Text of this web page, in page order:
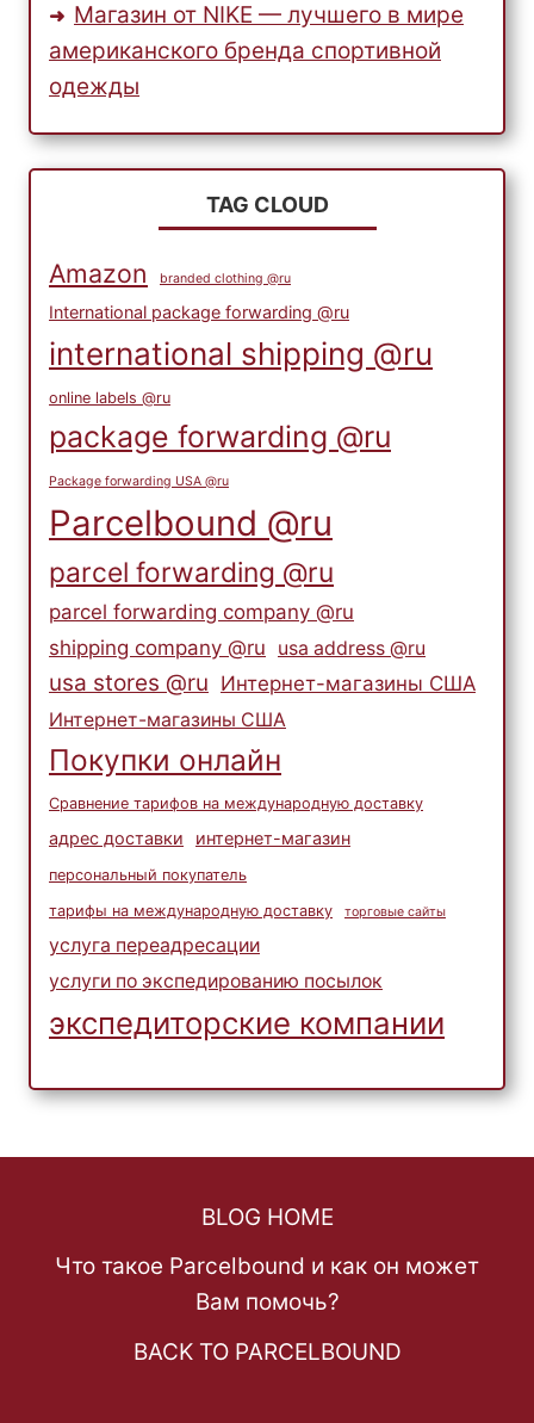
Магазин от NIKE — лучшего в мире
американского бренда спортивной
одежды
TAG CLOUD
Amazon branded clothing @ru
International package forwarding @ru
international shipping @ru
online labels @ru
package forwarding @ru
Package forwarding USA @ru
Parcelbound @ru
parcel forwarding @ru
parcel forwarding company @ru
shipping company @ru
usa address @ru
usa stores @ru Интернет-магазины США
Интернет-магазины США
Покупки онлайн
Сравнение тарифов на международную доставку
адрес доставки интернет-магазин
персональный покупатель
тарифы на международную доставку
торговые сайты
услуга переадресации
услуги по экспедированию посылок
экспедиторские компании
BLOG HOME
Что такое Parcelbound и как он может
Вам помочь?
BACK TO PARCELBOUND